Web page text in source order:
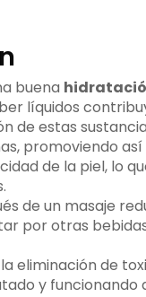
buena
líquidos
de estas
promoviendo
de la piel, lo
de un masaje
por otras
eliminación de
y funcionando